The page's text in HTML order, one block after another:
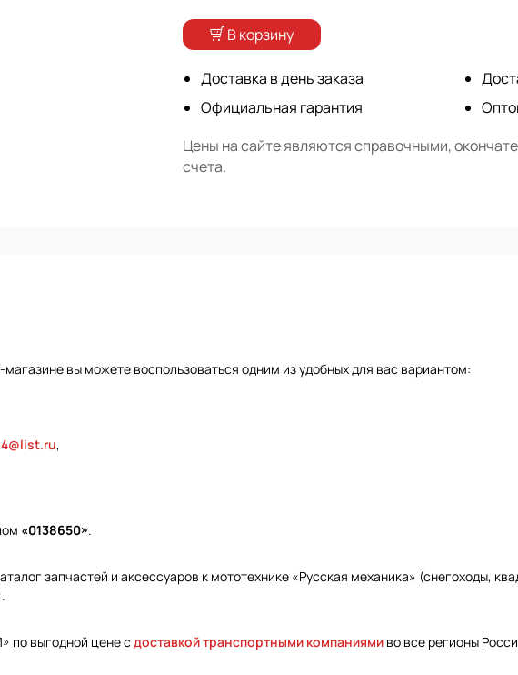
В корзину
Доставка в день заказа
Официальная гарантия
Цены на сайте являются справочными,
счета.
вы можете воспользоваться одним из удобных для вас вариантом:
,
«0138650».
запчастей и аксессуаров к мототехнике «Русская механика» (снегоходы,
по выгодной цене с доставкой транспортными компаниями во все регионы